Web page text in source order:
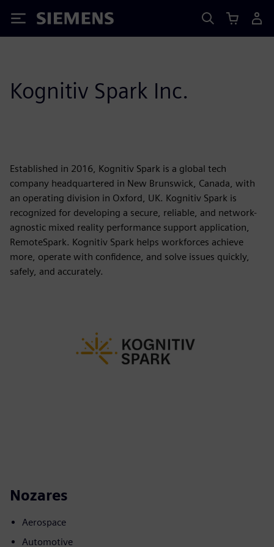
Siemens
Kognitiv Spark Inc.
Established in 2016, Kognitiv Spark is a global tech
company headquartered in New Brunswick, Canada, with
an operating division in Oxford, UK. Kognitiv Spark is
recognized for developing a secure, reliable, and network-
agnostic mixed reality performance support application,
RemoteSpark. Kognitiv Spark helps workforces achieve
more, operate with confidence, and solve issues quickly,
safely, and accurately.
Nozares
Aerospace
Automotive